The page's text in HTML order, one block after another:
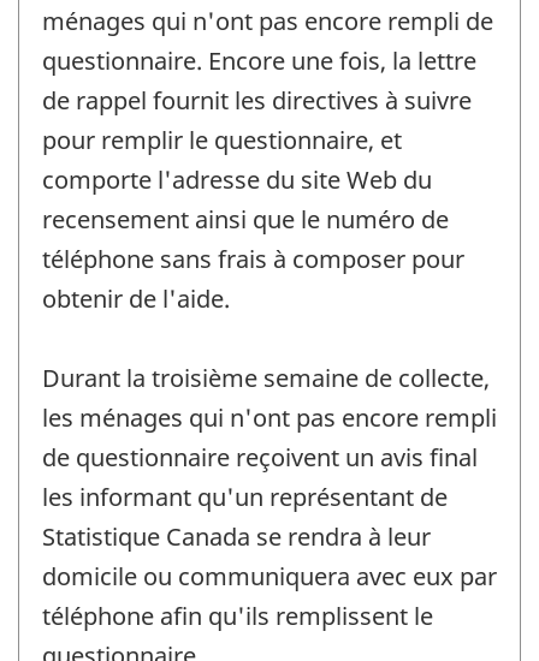
ménages qui n'ont pas encore rempli de
questionnaire. Encore une fois, la lettre
de rappel fournit les directives à suivre
pour remplir le questionnaire, et
comporte l'adresse du site Web du
recensement ainsi que le numéro de
téléphone sans frais à composer pour
obtenir de l'aide.
Durant la troisième semaine de collecte,
les ménages qui n'ont pas encore rempli
de questionnaire reçoivent un avis final
les informant qu'un représentant de
Statistique Canada se rendra à leur
domicile ou communiquera avec eux par
téléphone afin qu'ils remplissent le